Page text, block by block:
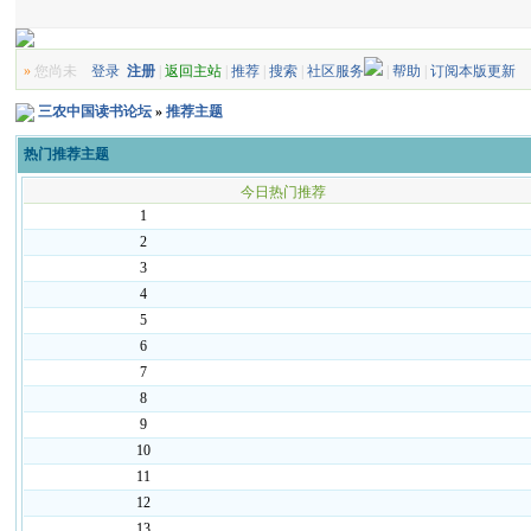
» 您尚未登录 注册 |返回主站 |推荐 |搜索 |社区服务 |帮助 |订阅本版更新
三农中国读书论坛 »推荐主题
热门推荐主题
今日热门推荐
1
2
3
4
5
6
7
8
9
10
11
12